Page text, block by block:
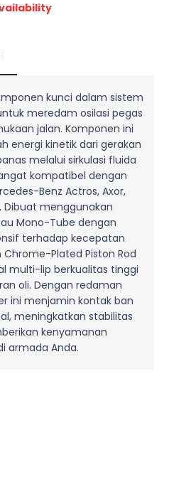
kunci dalam sistem
meredam osilasi pegas
jalan. Komponen ini
energi kinetik dari gerakan
melalui sirkulasi fluida
kompatibel dengan
Benz Actros, Axor,
Dibuat menggunakan
Mono-Tube dengan
terhadap kecepatan
Plated Piston Rod
multi-lip berkualitas tinggi
oli. Dengan redaman
ini menjamin kontak ban
meningkatkan stabilitas
kenyamanan
armada Anda.